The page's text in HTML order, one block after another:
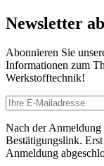
Newsletter
Abonnieren Sie
Informationen zum
Werkstofftechnik!
E-mail
Nach der
Bestätigungslink.
Anmeldung